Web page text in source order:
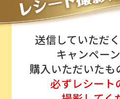
送信していただ
キャンペー
購入いただいたも
必ずレシート